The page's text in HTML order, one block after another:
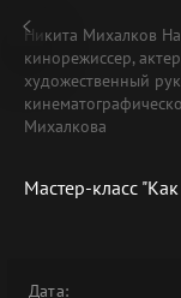
В АРХИВЕ
Никита Михалков
кинорежиссер,
художественный
Михалкова
Мастер-класс
Дата: